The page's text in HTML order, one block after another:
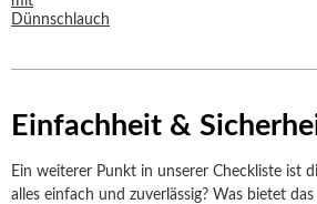
Einfachheit &
Ein weiterer Punkt in unserer Checkliste ist
alles einfach und zuverlässig? Was bietet